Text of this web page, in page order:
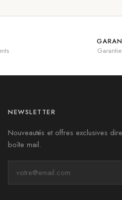
NEWSLETTER
Nouveautés et offres exclusives
boîte mail.